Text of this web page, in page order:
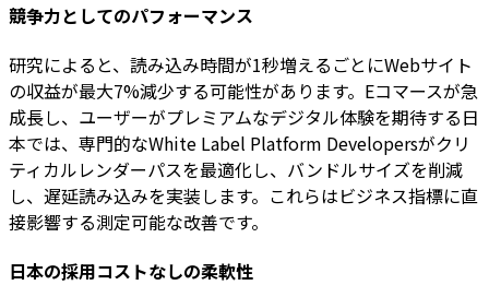
競争力としてのパフォーマンス
研究によると、読み込み時間が1秒増えるごとにWebサイト
の収益が最大7%減少する可能性があります。Eコマースが急
成長し、ユーザーがプレミアムなデジタル体験を期待する日
本では、専門的なWhite Label Platform Developersがクリ
ティカルレンダーパスを最適化し、バンドルサイズを削減
し、遅延読み込みを実装します。これらはビジネス指標に直
接影響する測定可能な改善です。
日本の採用コストなしの柔軟性